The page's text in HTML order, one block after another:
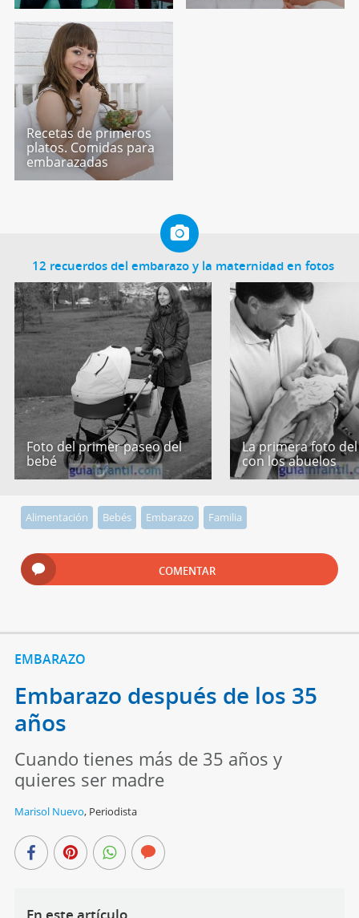
Recetas de primeros
platos. Comidas para
embarazadas
12 recuerdos del embarazo y la maternidad en fotos
Foto del primer paseo del
bebé
La primera foto
con los abuelos
Alimentación Bebés Embarazo Familia
COMENTAR
EMBARAZO
Embarazo después de los 35
años
Cuando tienes más de 35 años y
quieres ser madre
Marisol Nuevo, Periodista